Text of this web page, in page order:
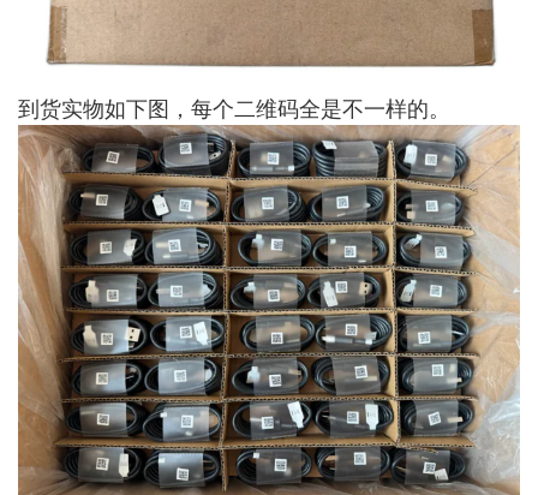
到货实物如下图，每个二维码全是不一样的。